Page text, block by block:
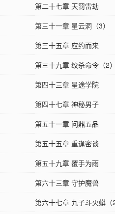
第二十七章 天罚雷劫
第三十一章 星云洞（3）
第三十五章 应约而来
第三十九章 绞杀命令（2）
第四十三章 星途学院
第四十七章 神秘男子
第五十一章 问鼎五品
第五十五章 重逢密谈
第五十九章 覆手为雨
第六十三章 守护魔兽
第六十七章 九子斗火蟒（2